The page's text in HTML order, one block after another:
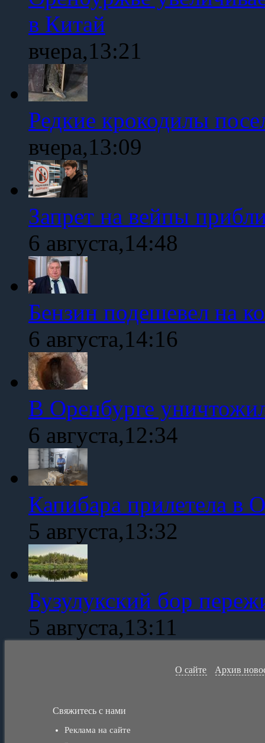
в Китай
вчера,13:21
Редкие крокодилы
вчера,13:09
Запрет на вейпы
6 августа,14:48
Бензин подешевел на
6 августа,14:16
В Оренбурге
6 августа,12:34
Капибара прилетела в
5 августа,13:32
Бузулукский бор
5 августа,13:11
О сайте Архив
Свяжитесь с нами
Реклама на сайте